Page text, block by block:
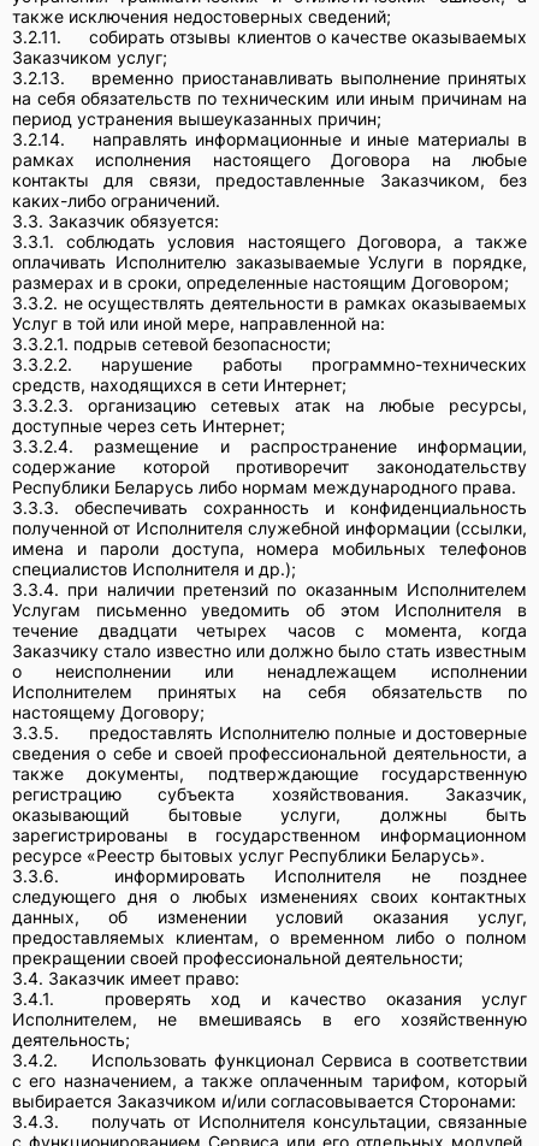
также исключения недостоверных сведений;
3.2.11.
собирать отзывы клиентов о качестве оказываемых
Заказчиком услуг;
3.2.13.
временно приостанавливать выполнение принятых
на себя обязательств по техническим или иным причинам на
период устранения вышеуказанных причин;
3.2.14.
направлять информационные и иные материалы в
рамках исполнения настоящего Договора на любые
контакты для связи, предоставленные Заказчиком, без
каких-либо ограничений.
3.3. Заказчик обязуется:
3.3.1. соблюдать условия настоящего Договора, а также
оплачивать Исполнителю заказываемые Услуги в порядке,
размерах и в сроки, определенные настоящим Договором;
3.3.2. не осуществлять деятельности в рамках оказываемых
Услуг в той или иной мере, направленной на:
3.3.2.1. подрыв сетевой безопасности;
3.3.2.2. нарушение работы программно-технических
средств, находящихся в сети Интернет;
3.3.2.3. организацию сетевых атак на любые ресурсы,
доступные через сеть Интернет;
3.3.2.4. размещение и распространение информации,
содержание которой противоречит законодательству
Республики Беларусь либо нормам международного права.
3.3.3. обеспечивать сохранность и конфиденциальность
полученной от Исполнителя служебной информации (ссылки,
имена и пароли доступа, номера мобильных телефонов
специалистов Исполнителя и др.);
3.3.4. при наличии претензий по оказанным Исполнителем
Услугам письменно уведомить об этом Исполнителя в
течение двадцати четырех часов с момента, когда
Заказчику стало известно или должно было стать известным
о неисполнении или ненадлежащем исполнении
Исполнителем принятых на себя обязательств по
настоящему Договору;
3.3.5.
предоставлять Исполнителю полные и достоверные
сведения о себе и своей профессиональной деятельности, а
также документы, подтверждающие государственную
регистрацию субъекта хозяйствования. Заказчик,
оказывающий бытовые услуги, должны быть
зарегистрированы в государственном информационном
ресурсе «Реестр бытовых услуг Республики Беларусь».
3.3.6.
информировать Исполнителя не позднее
следующего дня о любых изменениях своих контактных
данных, об изменении условий оказания услуг,
предоставляемых клиентам, о временном либо о полном
прекращении своей профессиональной деятельности;
3.4. Заказчик имеет право:
3.4.1.
проверять ход и качество оказания услуг
Исполнителем, не вмешиваясь в его хозяйственную
деятельность;
3.4.2.
Использовать функционал Сервиса в соответствии
с его назначением, а также оплаченным тарифом, который
выбирается Заказчиком и/или согласовывается Сторонами:
3.4.3.
получать от Исполнителя консультации, связанные
с функционированием Сервиса или его отдельных модулей,